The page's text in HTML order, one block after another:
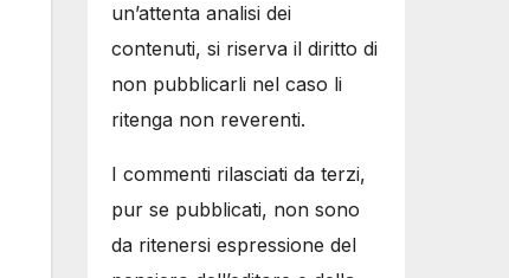
un’attenta analisi dei
contenuti, si riserva il diritto di
non pubblicarli nel caso li
ritenga non reverenti.
I commenti rilasciati da terzi,
pur se pubblicati, non sono
da ritenersi espressione del